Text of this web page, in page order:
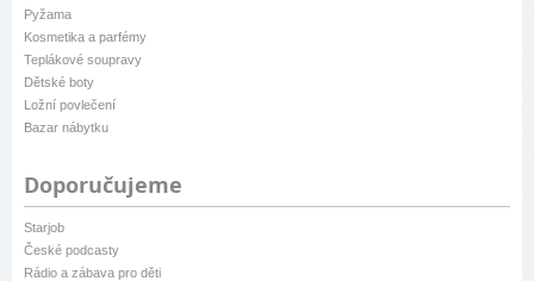
Pyžama
Kosmetika a parfémy
Teplákové soupravy
Dětské boty
Ložní povlečení
Bazar nábytku
Doporučujeme
Starjob
České podcasty
Rádio a zábava pro děti